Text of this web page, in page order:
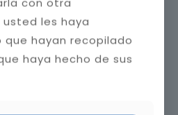
les haya
hayan recopilado
haya hecho de sus